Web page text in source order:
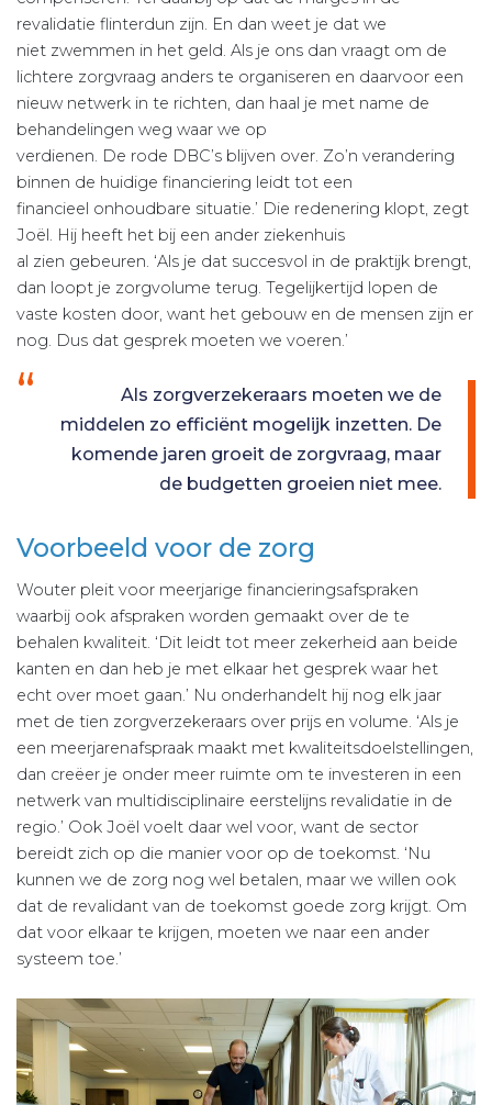
revalidatie flinterdun zijn. En dan weet je dat we
niet zwemmen in het geld. Als je ons dan vraagt om de
lichtere zorgvraag anders te organiseren en daarvoor een
nieuw netwerk in te richten, dan haal je met name de
behandelingen weg waar we op
verdienen. De rode DBC’s blijven over. Zo’n verandering
binnen de huidige financiering leidt tot een
financieel onhoudbare situatie.’ Die redenering klopt, zegt
Joël. Hij heeft het bij een ander ziekenhuis
al zien gebeuren. ‘Als je dat succesvol in de praktijk brengt,
dan loopt je zorgvolume terug. Tegelijkertijd lopen de
vaste kosten door, want het gebouw en de mensen zijn er
nog. Dus dat gesprek moeten we voeren.’
Als zorgverzekeraars moeten we de
middelen zo efficiënt mogelijk inzetten. De
komende jaren groeit de zorgvraag, maar
de budgetten groeien niet mee.
Voorbeeld voor de zorg
Wouter pleit voor meerjarige financieringsafspraken
waarbij ook afspraken worden gemaakt over de te
behalen kwaliteit. ‘Dit leidt tot meer zekerheid aan beide
kanten en dan heb je met elkaar het gesprek waar het
echt over moet gaan.’ Nu onderhandelt hij nog elk jaar
met de tien zorgverzekeraars over prijs en volume. ‘Als je
een meerjarenafspraak maakt met kwaliteitsdoelstellingen,
dan creëer je onder meer ruimte om te investeren in een
netwerk van multidisciplinaire eerstelijns revalidatie in de
regio.’ Ook Joël voelt daar wel voor, want de sector
bereidt zich op die manier voor op de toekomst. ‘Nu
kunnen we de zorg nog wel betalen, maar we willen ook
dat de revalidant van de toekomst goede zorg krijgt. Om
dat voor elkaar te krijgen, moeten we naar een ander
systeem toe.’